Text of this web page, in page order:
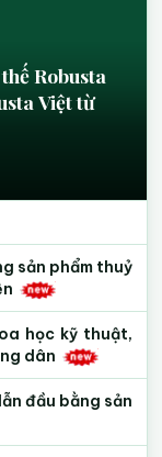
Robusta
Việt từ
sản phẩm thuỷ
học kỹ thuật,
dân
đầu bằng sản